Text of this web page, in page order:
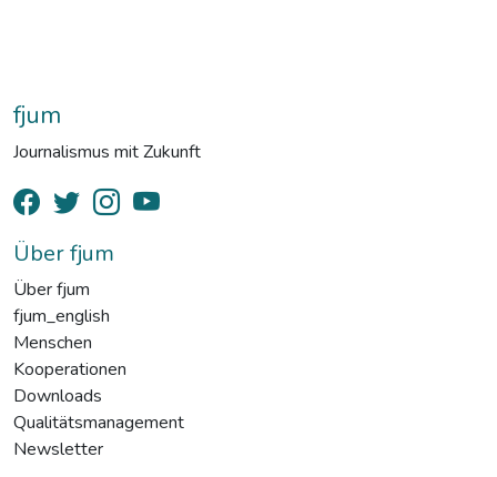
fjum
Journalismus mit Zukunft
Über fjum
Über fjum
fjum_english
Menschen
Kooperationen
Downloads
Qualitätsmanagement
Newsletter